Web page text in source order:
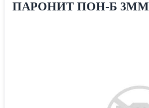
ПАРОНИТ ПОН-Б 3ММ